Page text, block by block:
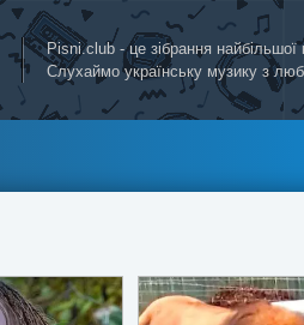
Pisni.club - це зібрання найбільшої
Слухаймо українську музику з